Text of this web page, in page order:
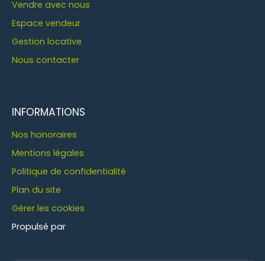
Vendre avec nous
Espace vendeur
Gestion locative
Nous contacter
INFORMATIONS
Nos honoraires
Mentions légales
Politique de confidentialité
Plan du site
Gérer les cookies
Propulsé par